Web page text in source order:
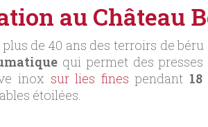
au Château
de 40 ans des terroirs de
qui permet des presses
inox sur lies fines pendant
étoilées.